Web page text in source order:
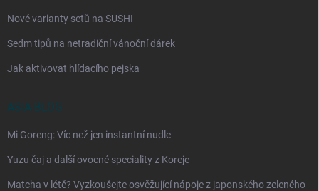
Nové varianty setů na SUSHI
Sedm tipů na netradiční vánoční dárek
Jak aktivovat hlídacího pejska
ASIA BLOG
Mi Goreng: Víc než jen instantní nudle
Yuzu čaj a další ovocné speciality z Koreje
Matcha v létě? Vyzkoušejte osvěžující nápoje z japonského zeleného